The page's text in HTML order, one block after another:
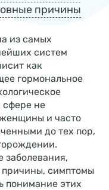
причины
из самых
систем
как
гормональное
сфере не
и часто
до тех пор,
заболевания,
симптомы
понимание этих